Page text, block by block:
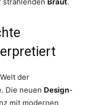
der
Die neuen Design-
mit modernen